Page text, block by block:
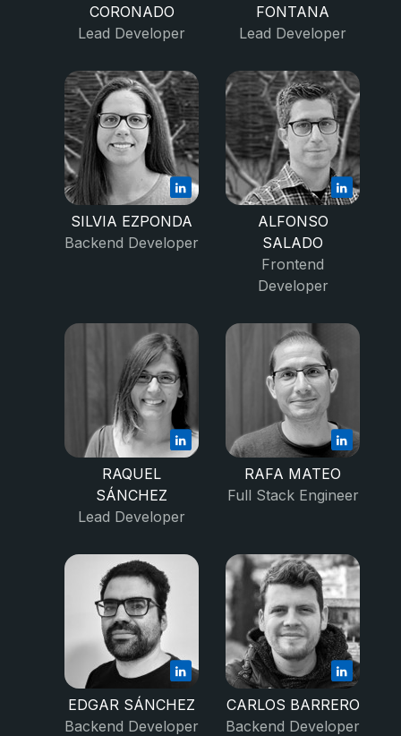
CORONADO
Lead Developer
FONTANA
Lead Developer
SILVIA EZPONDA
Backend Developer
ALFONSO
SALADO
Frontend
Developer
RAQUEL
SÁNCHEZ
Lead Developer
RAFA MATEO
Full Stack Engineer
EDGAR SÁNCHEZ
Backend Developer
CARLOS BARRERO
Backend Developer